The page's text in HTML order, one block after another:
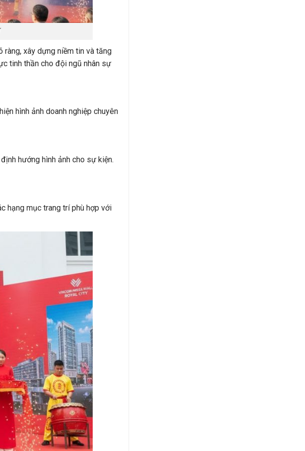
xây dựng niềm tin và tăng
tinh thần cho đội ngũ nhân sự
hình ảnh doanh nghiệp chuyên
hướng hình ảnh cho sự kiện.
hạng mục trang trí phù hợp với